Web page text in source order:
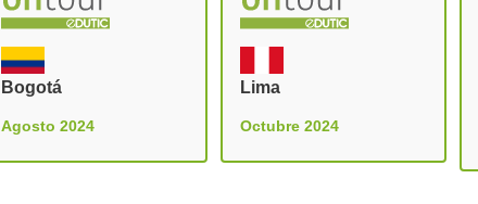
Bogotá
Agosto 2024
Lima
Octubre 2024